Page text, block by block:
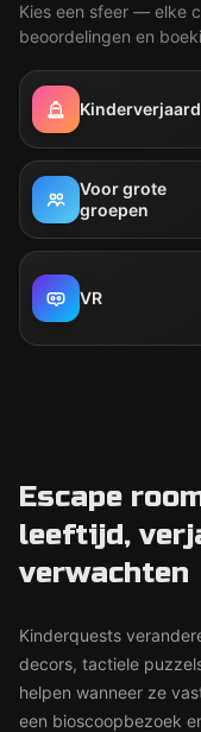
Kies een sfeer — elke
beoordelingen en
Voor grote
groepen
VR
Escape
leeftijd,
verwachten
Kinderquests
decors, tactiele
helpen wanneer ze
een bioscoopbezoek